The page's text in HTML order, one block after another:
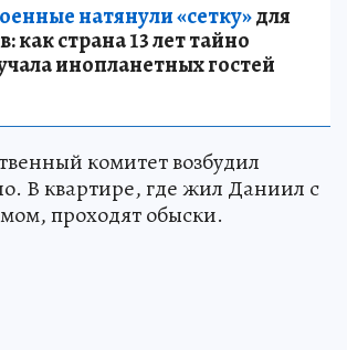
натянули «сетку»для
как страна 13 лет тайно
инопланетных гостей
комитет возбудил
В квартире, где жил Даниил с
проходят обыски.